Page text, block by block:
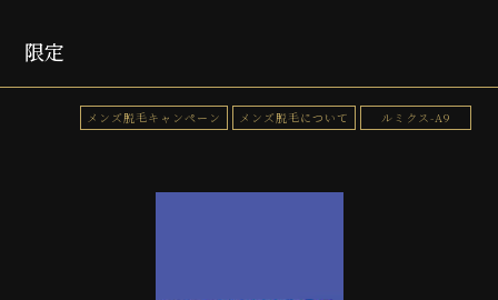
限定
メンズ脱毛キャンペーン メンズ脱毛について ルミクス-A9